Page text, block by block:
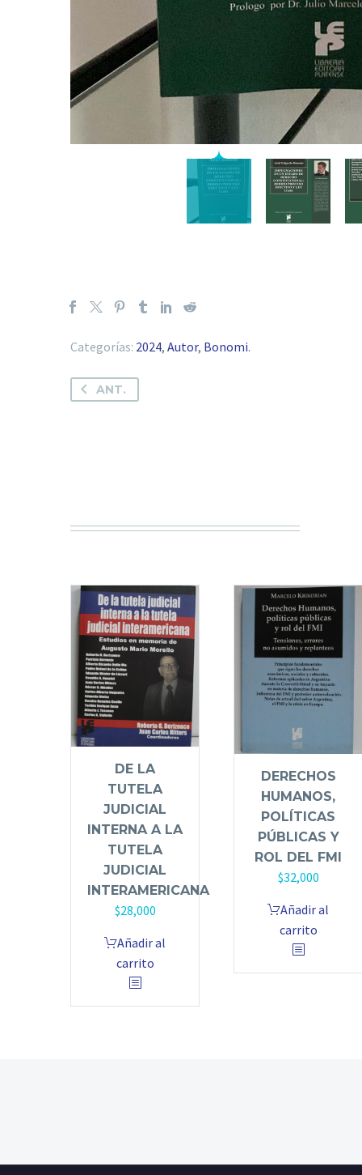
Categorías: 2024, Autor, Bonomi.
ANT.
DE LA
TUTELA
JUDICIAL
INTERNA A LA
TUTELA
JUDICIAL
INTERAMERICANA
$28,000
Añadir al
carrito
DERECHOS
HUMANOS,
POLÍTICAS
PÚBLICAS Y
ROL DEL FMI
$32,000
Añadir al
carrito